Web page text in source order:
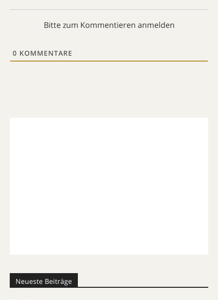
Bitte zum Kommentieren anmelden
0 KOMMENTARE
Neueste Beiträge